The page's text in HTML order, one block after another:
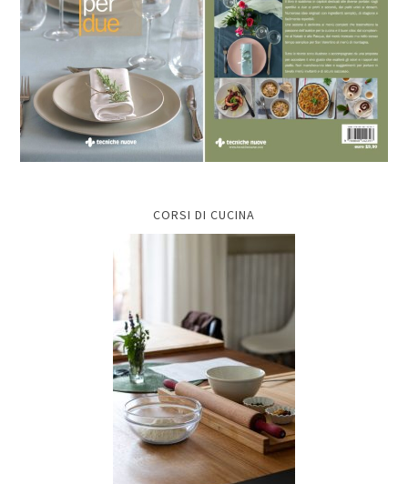
CORSI DI CUCINA